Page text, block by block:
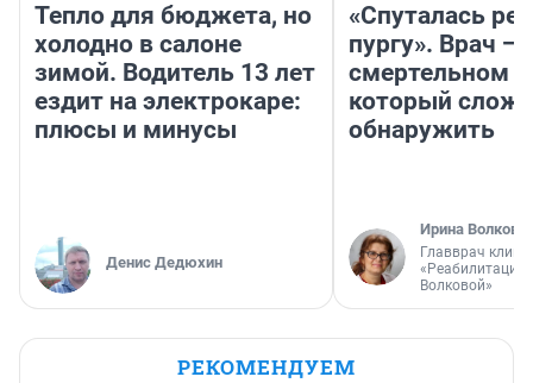
Тепло для бюджета, но
холодно в салоне
зимой. Водитель 13 лет
ездит на электрокаре:
плюсы и минусы
Денис Дедюхин
«Спуталась
пургу». Врач —
смертельном
который
обнаружить
Ирина Волкова
Главврач
«Реабилитация
Волковой»
РЕКОМЕНДУЕМ